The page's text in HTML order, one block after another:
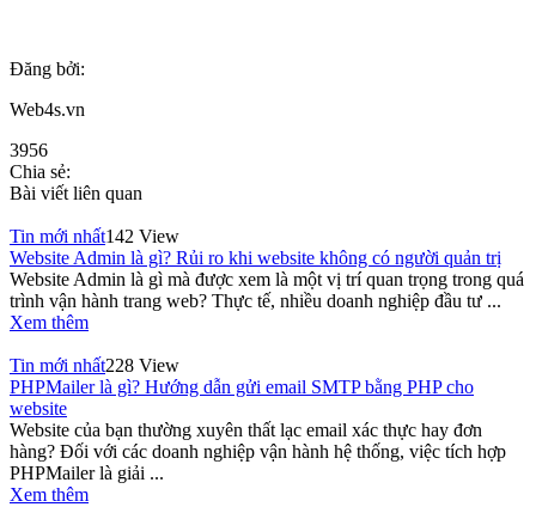
Đăng bởi:
Web4s.vn
3956
Chia sẻ:
Bài viết liên quan
Tin mới nhất142 View
Website Admin là gì? Rủi ro khi website không có người quản trị
Website Admin là gì mà được xem là một vị trí quan trọng trong quá
trình vận hành trang web? Thực tế, nhiều doanh nghiệp đầu tư ...
Xem thêm
Tin mới nhất228 View
PHPMailer là gì? Hướng dẫn gửi email SMTP bằng PHP cho
website
Website của bạn thường xuyên thất lạc email xác thực hay đơn
hàng? Đối với các doanh nghiệp vận hành hệ thống, việc tích hợp
PHPMailer là giải ...
Xem thêm